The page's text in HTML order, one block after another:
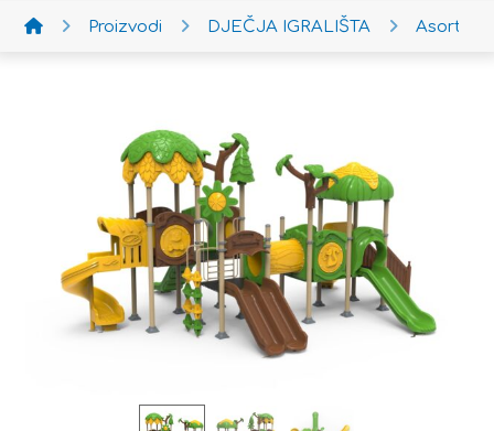
Proizvodi DJEČJA IGRALIŠTA